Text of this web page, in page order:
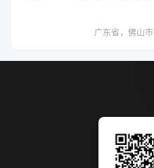
广东省，佛山市